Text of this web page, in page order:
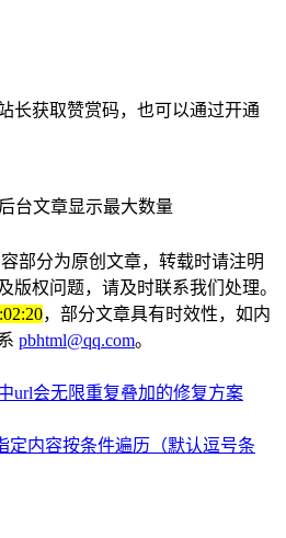
长获取赞赏码，也可以通过开通
台文章显示最大数量
部分为原创文章，转载时请注明
版权问题，请及时联系我们处理。
，部分文章具有时效性，如内
pbhtml@qq.com。
url会无限重复叠加的修复方案
定内容按条件遍历（默认逗号条